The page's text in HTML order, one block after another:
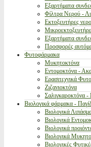
Εξαρτήματα
Φίλτρα Νερού -
Εκτοξευτήρες
Εξαρτήματα
Προσφορές
Φυτοφάρμακα
Μυκητοκτόνα
Εντομοκτόνα -
Ερασιτεχνικά
Ζιζανιοκτόνα
Σαλιγκαροκτόνα -
Βιολογικά φάρμακα -
Βιολογικά
Βιολογικά
Βιολογικά
Βιολογικά
Βιολογικές